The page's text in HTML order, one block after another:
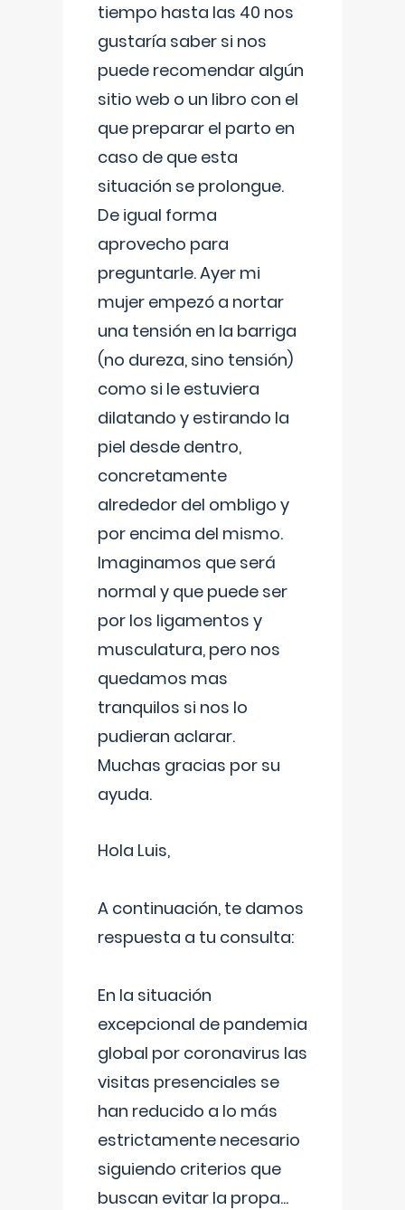
tiempo hasta las 40 nos
gustaría saber si nos
puede recomendar algún
sitio web o un libro con el
que preparar el parto en
caso de que esta
situación se prolongue.
De igual forma
aprovecho para
preguntarle. Ayer mi
mujer empezó a nortar
una tensión en la barriga
(no dureza, sino tensión)
como si le estuviera
dilatando y estirando la
piel desde dentro,
concretamente
alrededor del ombligo y
por encima del mismo.
Imaginamos que será
normal y que puede ser
por los ligamentos y
musculatura, pero nos
quedamos mas
tranquilos si nos lo
pudieran aclarar.
Muchas gracias por su
ayuda.
Hola Luis,
A continuación, te damos
respuesta a tu consulta:
En la situación
excepcional de pandemia
global por coronavirus las
visitas presenciales se
han reducido a lo más
estrictamente necesario
siguiendo criterios que
buscan evitar la propa...